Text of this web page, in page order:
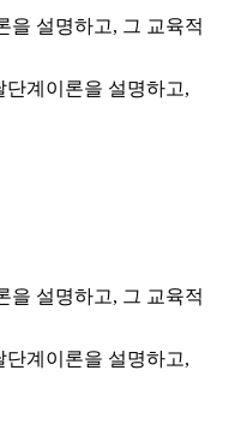
을 설명하고, 그 교육적
단계이론을 설명하고,
을 설명하고, 그 교육적
단계이론을 설명하고,